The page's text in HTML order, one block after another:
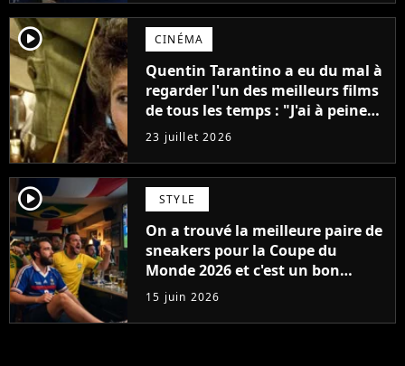
player2 CINÉMA
Quentin Tarantino a eu du mal à
regarder l'un des meilleurs films
de tous les temps : "J'ai à peine
réussi à aller jusqu'au générique
de fin"
23 juillet 2026
player2 STYLE
On a trouvé la meilleure paire de
sneakers pour la Coupe du
Monde 2026 et c'est un bon
souvenir pour l'Equipe de France
15 juin 2026